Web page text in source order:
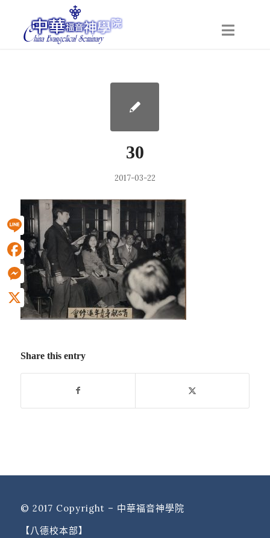
30
2017-03-22
Share this entry
© 2017 Copyright – 中華福音神學院
【八德校本部】
Line
Facebook
Messenger